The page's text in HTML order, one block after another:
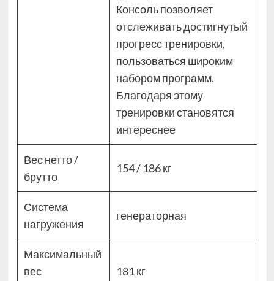
Консоль позволяет
отслеживать достигнутый
прогресс тренировки,
пользоваться широким
набором программ.
Благодаря этому
тренировки становятся
интереснее
Вес нетто /
брутто
154 / 186 кг
Система
нагружения
генераторная
Максимальный
вес
181 кг